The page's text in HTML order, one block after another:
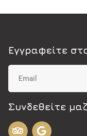
Εγγραφείτε
Συνδεθείτε